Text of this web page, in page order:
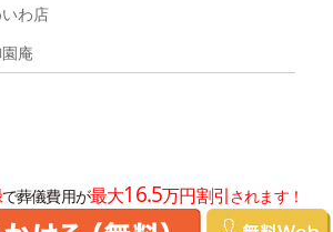
わ店
庵
で葬儀費用が最大16.5万円割引されます！